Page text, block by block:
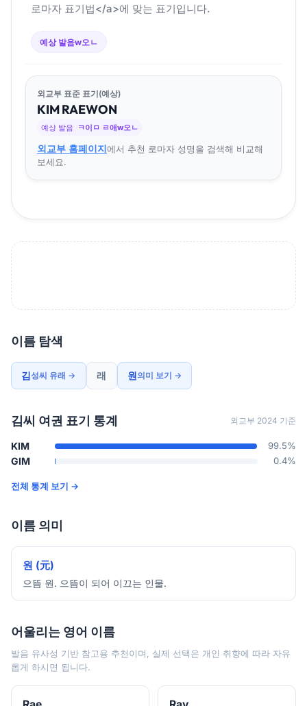
로마자 표기법</a>에 맞는 표기입니다.
예상 발음w오ㄴ
외교부 표준 표기(예상)
KIMRAEWON
예상 발음 ㅋ이ㅁ ㄹ애w오ㄴ
외교부 홈페이지에서 추천 로마자 성명을 검색해 비교해
보세요.
이름 탐색
김성씨 유래 → 래 원의미 보기 →
김씨 여권 표기 통계 외교부 2024 기준
KIM 99.5%
GIM 0.4%
전체 통계 보기 →
이름 의미
원 (元)
으뜸 원. 으뜸이 되어 이끄는 인물.
어울리는 영어 이름
발음 유사성 기반 참고용 추천이며, 실제 선택은 개인 취향에 따라 자유
롭게 하시면 됩니다.